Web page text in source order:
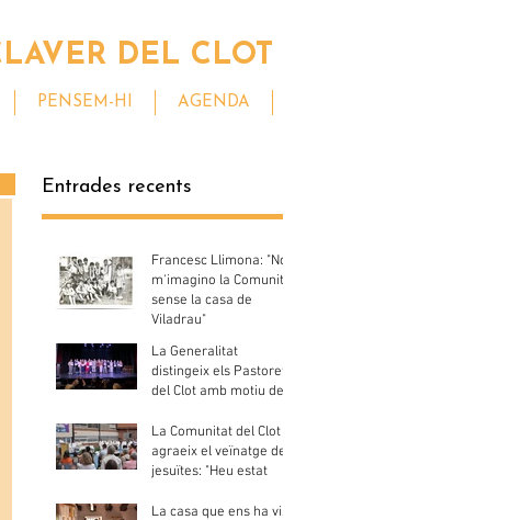
DEL CLOT
PENSEM-HI AGENDA
Entrades recents
Francesc Llimona: "No
m'imagino la Comunitat
sense la casa de
Viladrau"
La Generalitat
distingeix els Pastorets
del Clot amb motiu del
La Comunitat del Clot
agraeix el veïnatge dels
jesuïtes: "Heu estat
La casa que ens ha vist